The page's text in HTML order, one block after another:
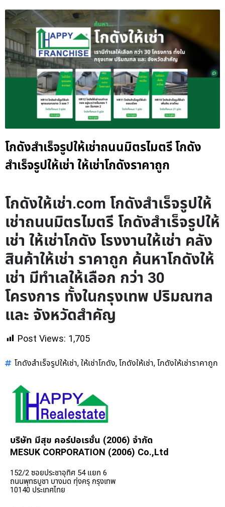
โกดังสำเร็จรูปให้เช่าถนนมิตรไมตรี โกดัง
สำเร็จรูปให้เช่า ให้เช่าโกดังราคาถูก
โกดังให้เช่า.com โกดังสำเร็จรูปให้
เช่าถนนมิตรไมตรี โกดังสำเร็จรูปให้
เช่า ให้เช่าโกดัง โรงงานให้เช่า คลัง
สินค้าให้เช่า ราคาถูก ค้นหาโกดังให้
เช่า มีทำเลให้เลือก กว่า 30
โครงการ ทั้งในกรุงเทพ ปริมณฑล
และ จังหวัดสำคัญ
Post Views: 1,705
โกดังสำเร็จรูปให้เช่า, ให้เช่าโกดัง, โกดังให้เช่า, โกดังให้เช่าราคาถูก
บริษัท มีสุข คอร์ปอเรชั่น (2006) จำกัด
MESUK CORPORATION (2006) Co.,Ltd
152/2 ซอยประชาอุทิศ 54 แยก 6
ถนนพุทธบูชา บางมด ทุ่งครุ กรุงเทพ
10140 ประเทศไทย